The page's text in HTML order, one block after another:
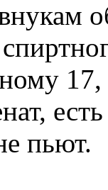
17,
пьют.